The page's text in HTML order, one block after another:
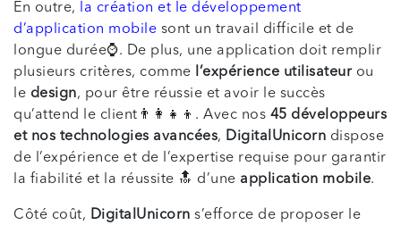
En outre, la création et le développement
d’application mobile sont un travail difficile et de
longue durée⌚. De plus, une application doit remplir
plusieurs critères, comme l’expérience utilisateurou
le design, pour être réussie et avoir le succès
qu’attend le client👨‍👩‍👧‍👦. Avec nos 45 développeurs
et nos technologies avancées, DigitalUnicorn dispose
de l’expérience et de l’expertise requise pour garantir
la fiabilité et la réussite 🔝 d’une application mobile.
Côté coût, DigitalUnicorn s’efforce de proposer le